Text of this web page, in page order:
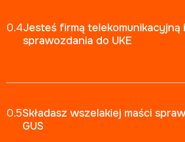
0.4Jesteś firmą telekomunikacyjną
sprawozdania do UKE
0.5Składasz wszelakiej maści
GUS